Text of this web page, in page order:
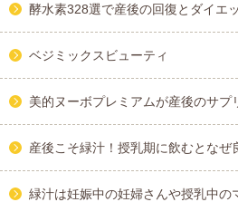
酵水素328選で産後の回復とダイエ
ベジミックスビューティ
美的ヌーボプレミアムが産後のサプ
産後こそ緑汁！授乳期に飲むとなぜ
緑汁は妊娠中の妊婦さんや授乳中の